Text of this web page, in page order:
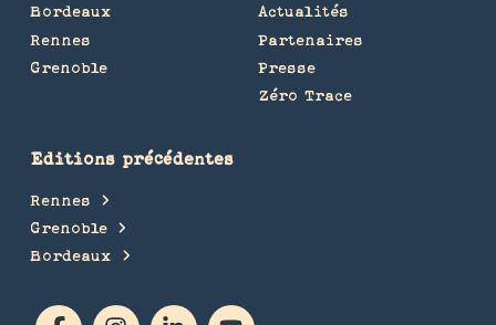
Bordeaux
Rennes
Grenoble
Actualités
Partenaires
Presse
Zéro Trace
Editions précédentes
Rennes
Grenoble
Bordeaux